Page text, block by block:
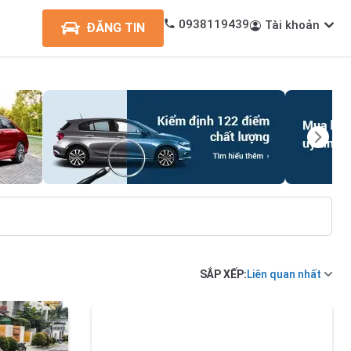
ĐĂNG TIN 0938119439 Tài khoản
SẮP XẾP:Liên quan nhất